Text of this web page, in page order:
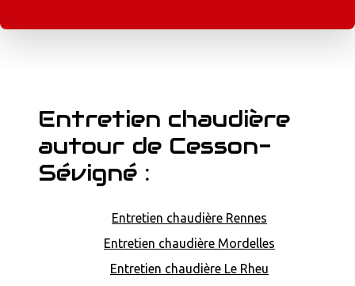
Entretien chaudière
autour de Cesson-
Sévigné :
Entretien chaudière Rennes
Entretien chaudière Mordelles
Entretien chaudière Le Rheu